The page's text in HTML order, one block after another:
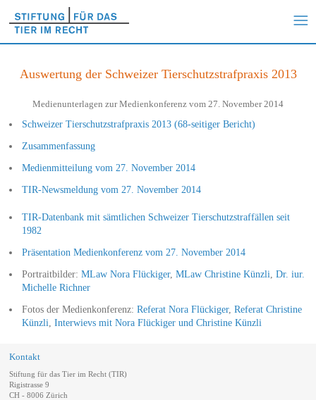
Auswertung der Schweizer Tierschutzstrafpraxis 2013
Medienunterlagen zur Medienkonferenz vom 27. November 2014
Schweizer Tierschutzstrafpraxis 2013 (68-seitiger Bericht)
Zusammenfassung
Medienmitteilung vom 27. November 2014
TIR-Newsmeldung vom 27. November 2014
TIR-Datenbank mit sämtlichen Schweizer Tierschutzstraffällen seit
1982
Präsentation Medienkonferenz vom 27. November 2014
Portraitbilder: MLaw Nora Flückiger, MLaw Christine Künzli Dr. iur.
Michelle Richner
Fotos der Medienkonferenz: Referat Nora Flückiger, Referat Christine
Künzli Interwievs mit Nora Flückiger und Christine Künzli
Kontakt
Stiftung für das Tier im Recht (TIR)
Rigistrasse 9
CH - 8006 Zürich